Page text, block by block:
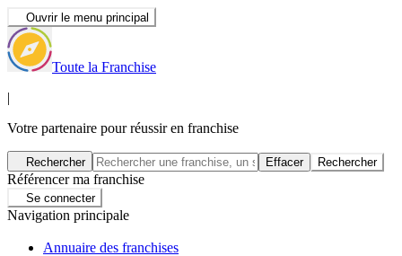
Ouvrir le menu principal
Toute la Franchise
|
Votre partenaire pour réussir en franchise
Rechercher Effacer Rechercher
Référencer ma franchise
Se connecter
Navigation principale
Annuaire des franchises